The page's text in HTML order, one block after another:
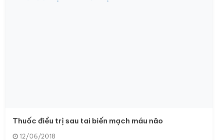
Thuốc điều trị sau tai biến mạch máu não
12/06/2018